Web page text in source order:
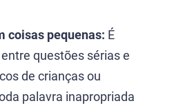
coisas pequenas: É
questões sérias e
de crianças ou
palavra inapropriada